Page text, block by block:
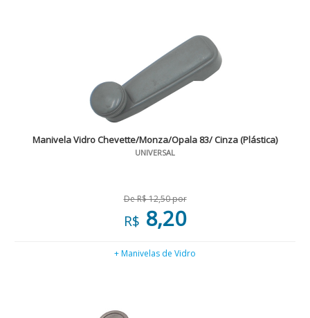
Manivela Vidro Chevette/Monza/Opala 83/ Cinza (Plástica)
UNIVERSAL
De R$ 12,50 por
R$ 8,20
+ Manivelas de Vidro